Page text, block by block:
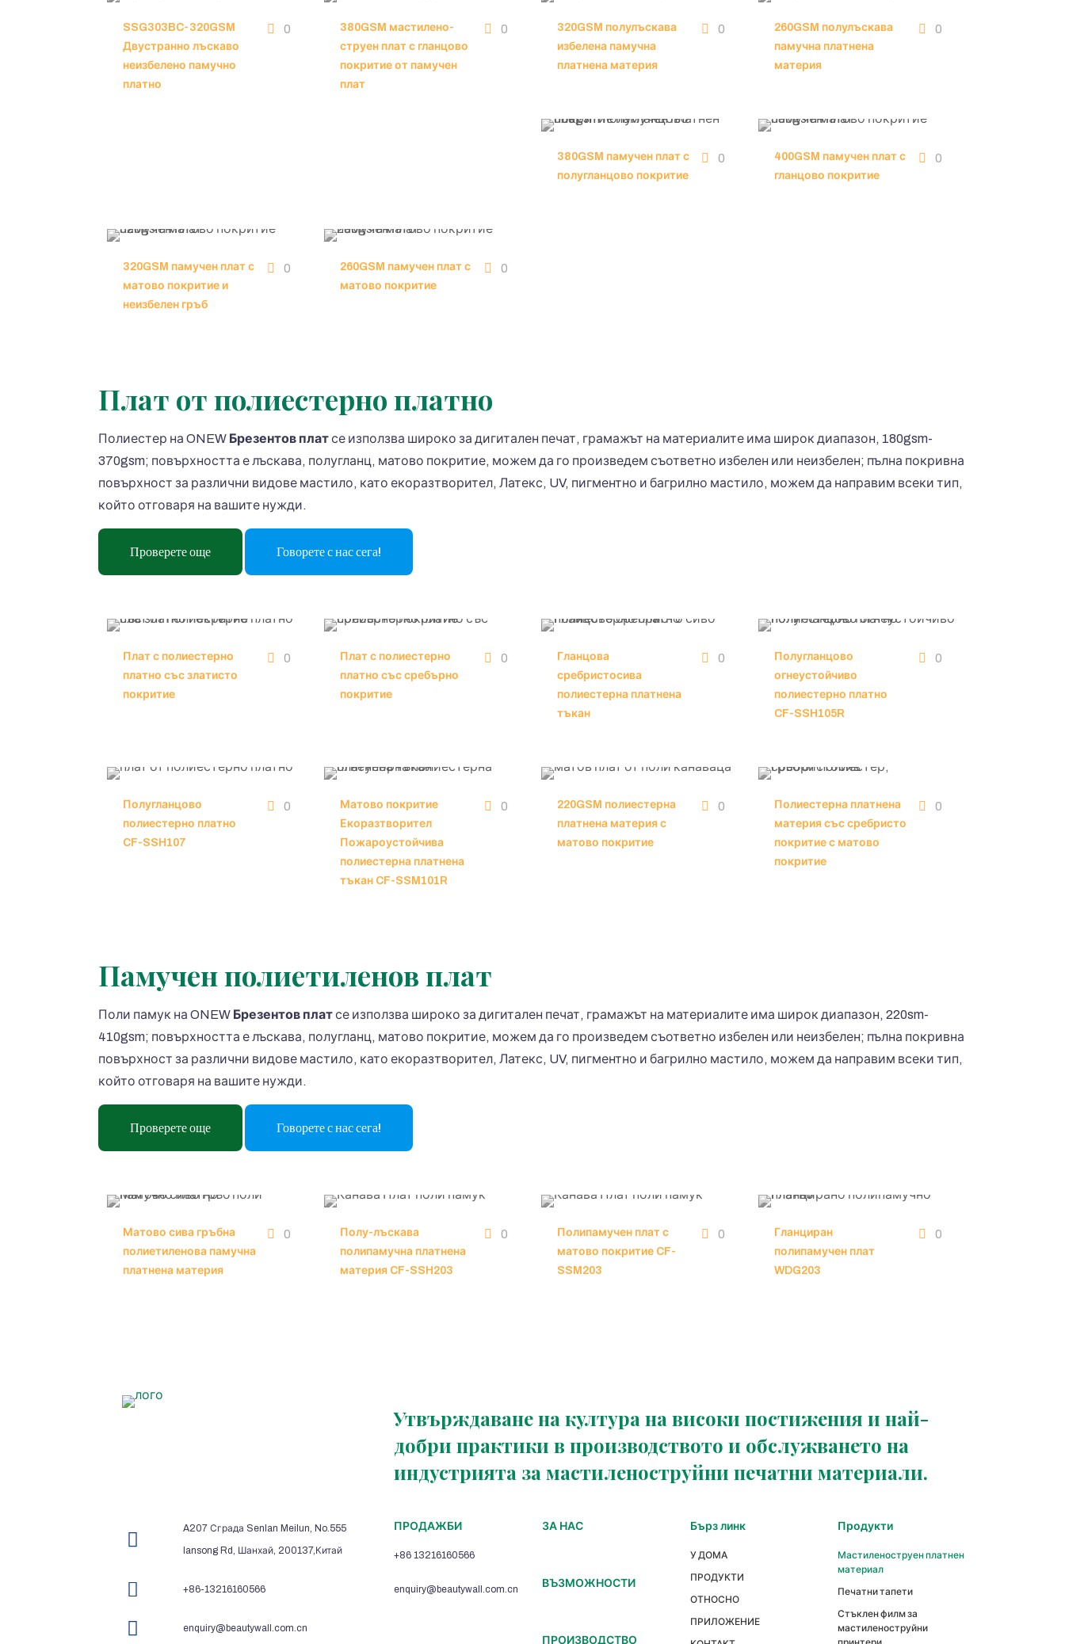
SSG303BC-320GSM
Двустранно лъскаво
неизбелено памучно
платно
0
380GSM мастилено-
струен плат с гланцово
покритие от памучен
плат
0
320GSM полулъскава
избелена памучна
платнена материя
0
260GSM полулъскава
памучна платнена
материя
0
380GSM памучен плат с
полугланцово покритие
0
400GSM памучен плат с
гланцово покритие
0
320GSM памучен плат с
матово покритие и
неизбелен гръб
0
260GSM памучен плат с
матово покритие
0
Плат от полиестерно платно
Полиестер на ONEW Брезентов платсе използва широко за дигитален печат, грамажът на материалите има широк диапазон, 180gsm-
370gsm; повърхността е лъскава, полугланц, матово покритие, можем да го произведем съответно избелен или неизбелен; пълна покривна
повърхност за различни видове мастило, като екоразтворител, Латекс, UV, пигментно и багрилно мастило, можем да направим всеки тип,
който отговаря на вашите нужди.
Проверете още Говорете с нас сега!
Плат с полиестерно
платно със златисто
покритие
0
Плат с полиестерно
платно със сребърно
покритие
0
Гланцова
сребристосива
полиестерна платнена
тъкан
0
Полугланцово
огнеустойчиво
полиестерно платно
CF-SSH105R
0
Полугланцово
полиестерно платно
CF-SSH107
0
Матово покритие
Екоразтворител
Пожароустойчива
полиестерна платнена
тъкан CF-SSM101R
0
220GSM полиестерна
платнена материя с
матово покритие
0
Полиестерна платнена
материя със сребристо
покритие с матово
покритие
0
Памучен полиетиленов плат
Поли памук на ONEW Брезентов платсе използва широко за дигитален печат, грамажът на материалите има широк диапазон, 220sm-
410gsm; повърхността е лъскава, полугланц, матово покритие, можем да го произведем съответно избелен или неизбелен; пълна покривна
повърхност за различни видове мастило, като екоразтворител, Латекс, UV, пигментно и багрилно мастило, можем да направим всеки тип,
който отговаря на вашите нужди.
Проверете още Говорете с нас сега!
Матово сива гръбна
полиетиленова памучна
платнена материя
0
Полу-лъскава
полипамучна платнена
материя CF-SSH203
0
Полипамучен плат с
матово покритие CF-
SSM203
0
Гланциран
полипамучен плат
WDG203
0
Утвърждаване на култура на високи постижения и най-
добри практики в производството и обслужването на
индустрията за мастиленоструйни печатни материали.
A207 Сграда Senlan Meilun, No.555
lansong Rd, Шанхай, 200137,Китай
+86-13216160566
enquiry@beautywall.com.cn
ПРОДАЖБИ
+86 13216160566
enquiry@beautywall.com.cn
ЗА НАС
ВЪЗМОЖНОСТИ
ПРОИЗВОДСТВО
Бърз линк
У ДОМА
ПРОДУКТИ
ОТНОСНО
ПРИЛОЖЕНИЕ
Продукти
Мастиленоструен платнен
материал
Печатни тапети
Стъклен филм за
мастиленоструйни